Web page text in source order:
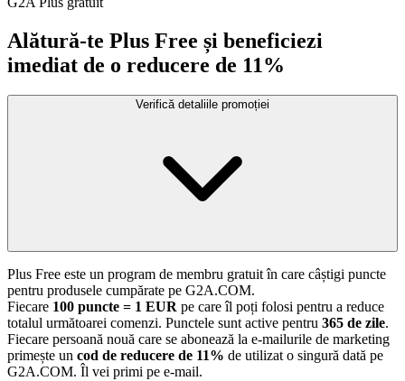
Alătură-te Plus Free și beneficiezi
imediat de o reducere de 11%
Verifică detaliile promoției
Plus Free este un program de membru gratuit în care câștigi puncte
pentru produsele cumpărate pe G2A.COM.
Fiecare 100 puncte = 1 EUR pe care îl poți folosi pentru a reduce
totalul următoarei comenzi. Punctele sunt active pentru 365 de zile.
Fiecare persoană nouă care se abonează la e-mailurile de marketing
primește un cod de reducere de 11% de utilizat o singură dată pe
G2A.COM. Îl vei primi pe e-mail.